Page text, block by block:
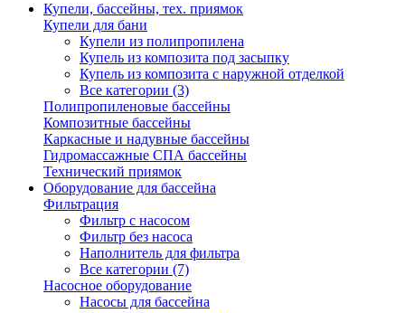
Купели, бассейны, тех. приямок
Купели для бани
Купели из полипропилена
Купель из композита под засыпку
Купель из композита с наружной отделкой
Все категории (3)
Полипропиленовые бассейны
Композитные бассейны
Каркасные и надувные бассейны
Гидромассажные СПА бассейны
Технический приямок
Оборудование для бассейна
Фильтрация
Фильтр с насосом
Фильтр без насоса
Наполнитель для фильтра
Все категории (7)
Насосное оборудование
Насосы для бассейна